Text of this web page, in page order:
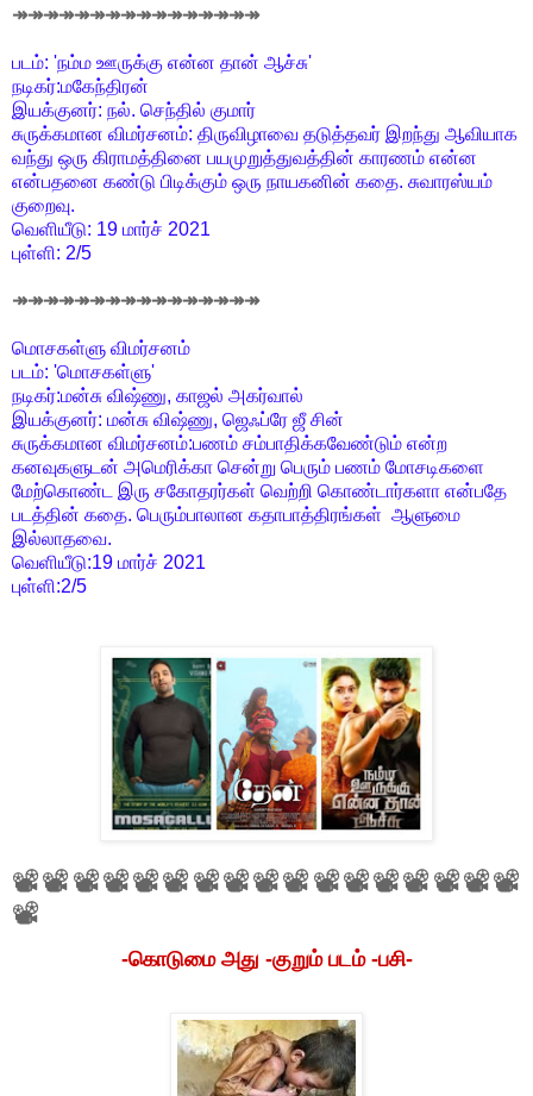
↠↠↠↠↠↠↠↠↠↠↠↠↠↠↠↠
படம்: 'நம்ம ஊருக்கு என்ன தான் ஆச்சு'
நடிகர்:மகேந்திரன்
இயக்குனர்: நல். செந்தில் குமார்
சுருக்கமான விமர்சனம்: திருவிழாவை தடுத்தவர் இறந்து ஆவியாக
வந்து ஒரு கிராமத்தினை பயமுறுத்துவத்தின் காரணம் என்ன
என்பதனை கண்டு பிடிக்கும் ஒரு நாயகனின் கதை. சுவாரஸ்யம்
குறைவு.
வெளியீடு: 19 மார்ச் 2021
புள்ளி: 2/5
↠↠↠↠↠↠↠↠↠↠↠↠↠↠↠↠
மொசகள்ளு விமர்சனம்
படம்: 'மொசகள்ளு'
நடிகர்:மன்சு விஷ்ணு, காஜல் அகர்வால்
இயக்குனர்: மன்சு விஷ்ணு, ஜெஃப்ரே ஜீ சின்
சுருக்கமான விமர்சனம்:பணம் சம்பாதிக்கவேண்டும் என்ற
கனவுகளுடன் அமெரிக்கா சென்று பெரும் பணம் மோசடிகளை
மேற்கொண்ட இரு சகோதரர்கள் வெற்றி கொண்டார்களா என்பதே
படத்தின் கதை. பெரும்பாலான கதாபாத்திரங்கள் ஆளுமை
இல்லாதவை.
வெளியீடு:19 மார்ச் 2021
புள்ளி:2/5
📽📽📽📽📽📽📽📽📽📽📽📽📽📽📽📽📽
📽
-கொடுமை அது -குறும் படம் -பசி-